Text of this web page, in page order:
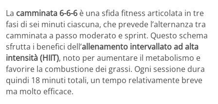
La camminata 6-6-6 è una sfida fitness articolata in tre
fasi di sei minuti ciascuna, che prevede l’alternanza tra
camminata a passo moderato e sprint. Questo schema
sfrutta i benefici dell’allenamento intervallato ad alta
intensità (HIIT), noto per aumentare il metabolismo e
favorire la combustione dei grassi. Ogni sessione dura
quindi 18 minuti totali, un tempo relativamente breve
ma molto efficace.